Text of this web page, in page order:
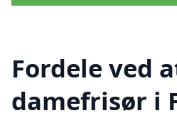
Fordele ved
damefrisør i